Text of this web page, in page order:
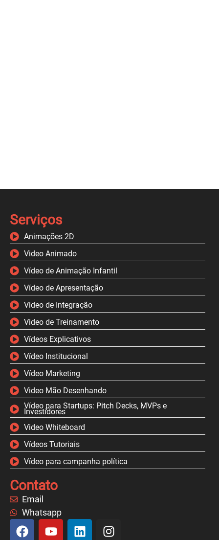
Serviços
Animações 2D
Video Animado
Vídeo de Animação Infantil
Vídeo de Apresentação
Video de Integração
Video de Treinamento
Vídeos Explicativos
Vídeo Institucional
Vídeo Marketing
Video Mão Desenhando
Vídeo para Startups: Pitch Decks, MVPs e
Investidores
Video Whiteboard
Vídeos Tutoriais
Vídeo para campanha política
Contato
Email
Whatsapp